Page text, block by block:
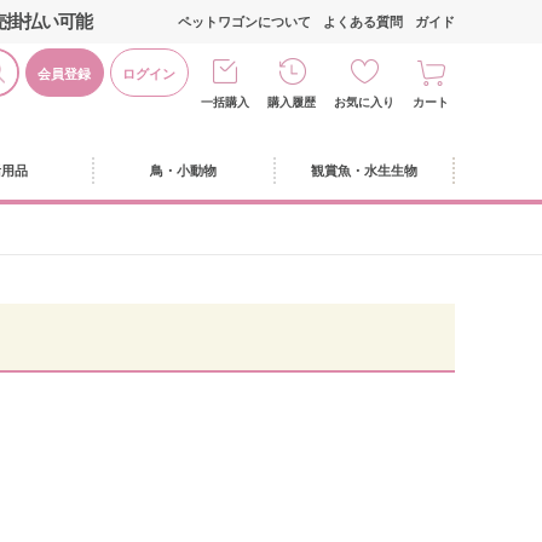
掛払い可能
会員登録 ログイン
ペットワゴンについて よくある質問 ガイド
一括購入 購入履歴 お気に入り カート
品 鳥・小動物 観賞魚・水生生物